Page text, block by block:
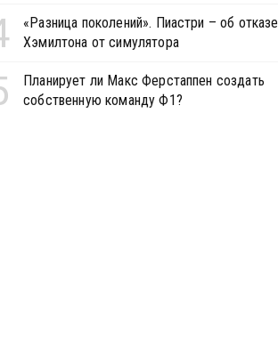
«Разница поколений». Пиастри – об отказе
Хэмилтона от симулятора
Планирует ли Макс Ферстаппен создать
собственную команду Ф1?